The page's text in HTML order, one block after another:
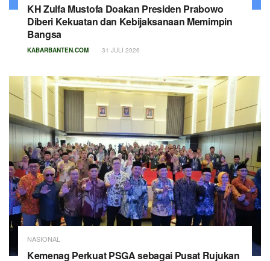
KH Zulfa Mustofa Doakan Presiden Prabowo
Diberi Kekuatan dan Kebijaksanaan Memimpin
Bangsa
KABARBANTEN.COM 31 JULI 2026
NASIONAL
Kemenag Perkuat PSGA sebagai Pusat Rujukan